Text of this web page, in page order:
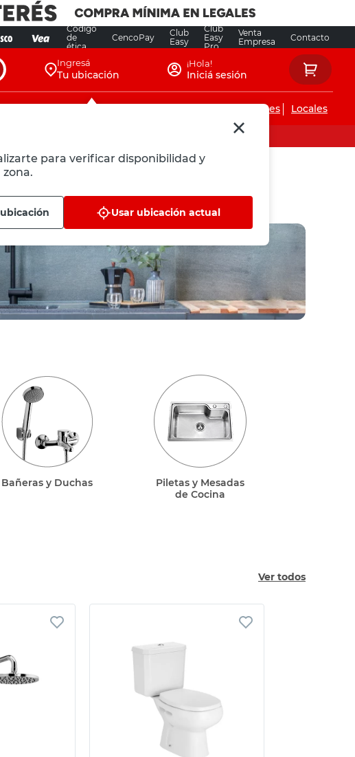
Código
de
ética
CencoPay
Club
Easy
Club
Easy
Pro
Venta
Empresa
Contacto
Ingresá
Tu ubicación
para verificar disponibilidad y
Usar ubicación actual
¡Hola!
Iniciá sesión
Servicios de instalaciones Locales
Bañeras y Duchas
Piletas y Mesadas
de Cocina
Ver todos
Vista rápida